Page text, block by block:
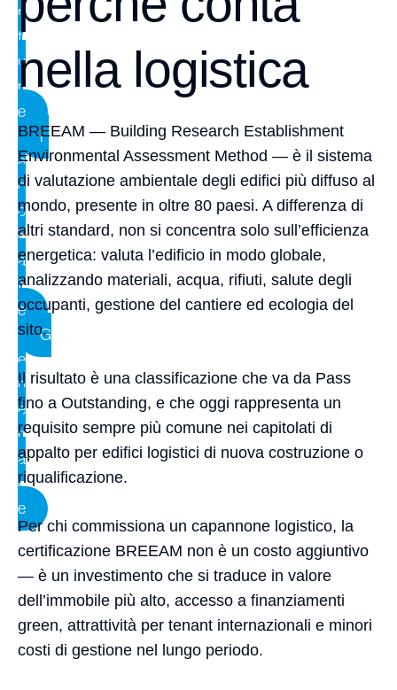
r
t
u
r
e
F
a
c
c
i
a
t
e
G
e
n
e
r
a
l
e
nella logistica
BREEAM — Building Research Establishment
Environmental Assessment Method — è il sistema
di valutazione ambientale degli edifici più diffuso al
mondo, presente in oltre 80 paesi. A differenza di
altri standard, non si concentra solo sull’efficienza
energetica: valuta l’edificio in modo globale,
analizzando materiali, acqua, rifiuti, salute degli
occupanti, gestione del cantiere ed ecologia del
sito.
Il risultato è una classificazione che va da Pass
fino a Outstanding, e che oggi rappresenta un
requisito sempre più comune nei capitolati di
appalto per edifici logistici di nuova costruzione o
riqualificazione.
Per chi commissiona un capannone logistico, la
certificazione BREEAM non è un costo aggiuntivo
— è un investimento che si traduce in valore
dell’immobile più alto, accesso a finanziamenti
green, attrattività per tenant internazionali e minori
costi di gestione nel lungo periodo.